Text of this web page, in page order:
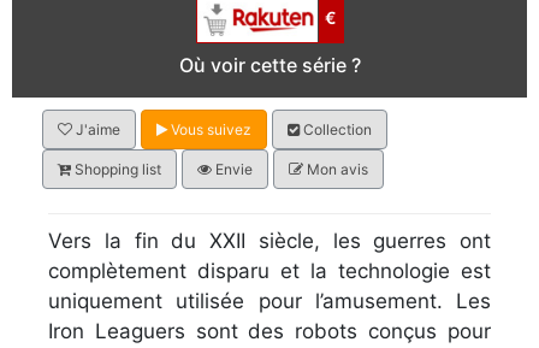
€
Où voir cette série ?
J'aime Vous suivez Collection
Shopping list Envie Mon avis
Vers la fin du XXII siècle, les guerres ont
complètement disparu et la technologie est
uniquement utilisée pour l’amusement. Les
Iron Leaguers sont des robots conçus pour